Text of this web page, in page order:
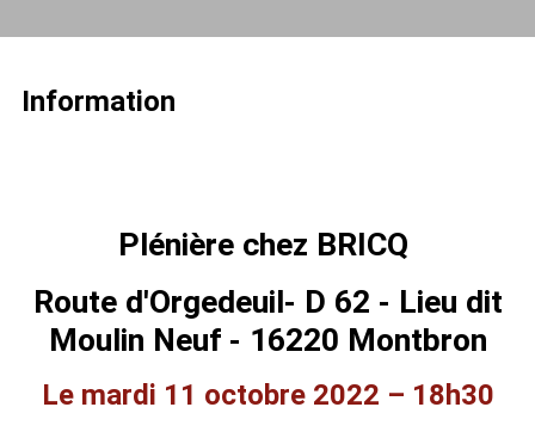
Information
Plénière chez BRICQ
Route d'Orgedeuil- D 62 - Lieu dit
Moulin Neuf - 16220 Montbron
Le mardi 11 octobre 2022 – 18h30